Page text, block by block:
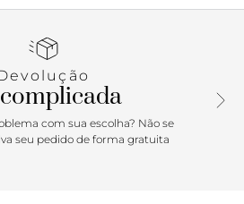
modelo. Salto baixo
aplicação de bridão na mesma
tudo muito mais interessante, e
das suas montagens de meia
e da praticidade, ele referencia
com sua escolha? Não se
seu pedido de forma gratuita